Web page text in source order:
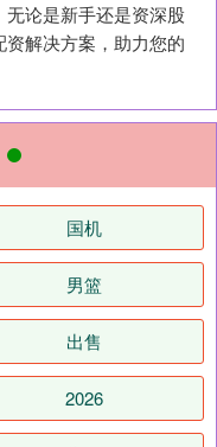
论是新手还是资深股
解决方案，助力您的
国机
男篮
出售
2026